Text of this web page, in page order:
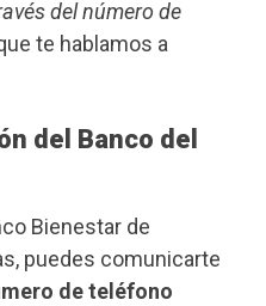
del número de
te hablamos a
del Banco del
Bienestar de
puedes comunicarte
de teléfono